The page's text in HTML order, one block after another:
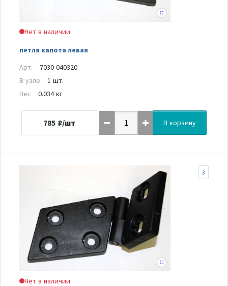
Нет в наличии
петля капота левая
Арт.
7030-040320
В узле
1 шт.
Вес
0.034 кг
785 ₽/шт В корзину
Нет в наличии
3